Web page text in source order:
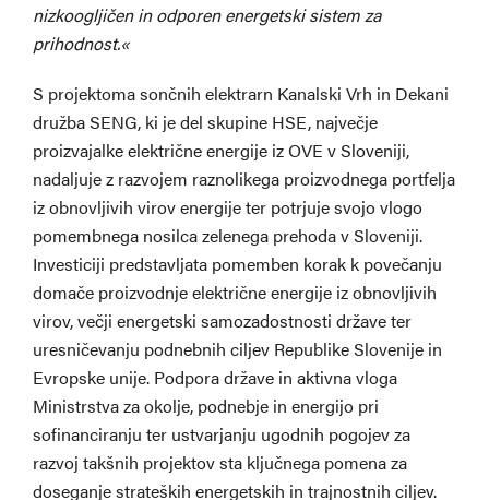
nizkoogljičen in odporen energetski sistem za
prihodnost.«
S projektoma sončnih elektrarn Kanalski Vrh in Dekani
družba SENG, ki je del skupine HSE, največje
proizvajalke električne energije iz OVE v Sloveniji,
nadaljuje z razvojem raznolikega proizvodnega portfelja
iz obnovljivih virov energije ter potrjuje svojo vlogo
pomembnega nosilca zelenega prehoda v Sloveniji.
Investiciji predstavljata pomemben korak k povečanju
domače proizvodnje električne energije iz obnovljivih
virov, večji energetski samozadostnosti države ter
uresničevanju podnebnih ciljev Republike Slovenije in
Evropske unije. Podpora države in aktivna vloga
Ministrstva za okolje, podnebje in energijo pri
sofinanciranju ter ustvarjanju ugodnih pogojev za
razvoj takšnih projektov sta ključnega pomena za
doseganje strateških energetskih in trajnostnih ciljev.